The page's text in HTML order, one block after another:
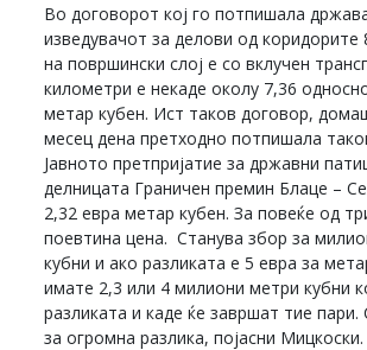
Во договорот кој го потпишала
изведувачот за делови од коридорите
на површински слој е со вклучен
километри е некаде околу 7,36
метар кубен. Ист таков договор,
месец дена претходно потпишала
Јавното претпријатие за државни
делницата Граничен премин Блаце –
2,32 евра метар кубен. За повеќе од
поевтина цена. Станува збор за
кубни и ако разликата е 5 евра за
имате 2,3 или 4 милиони метри кубни
разликата и каде ќе завршат тие пари.
за огромна разлика, појасни Мицкоски.